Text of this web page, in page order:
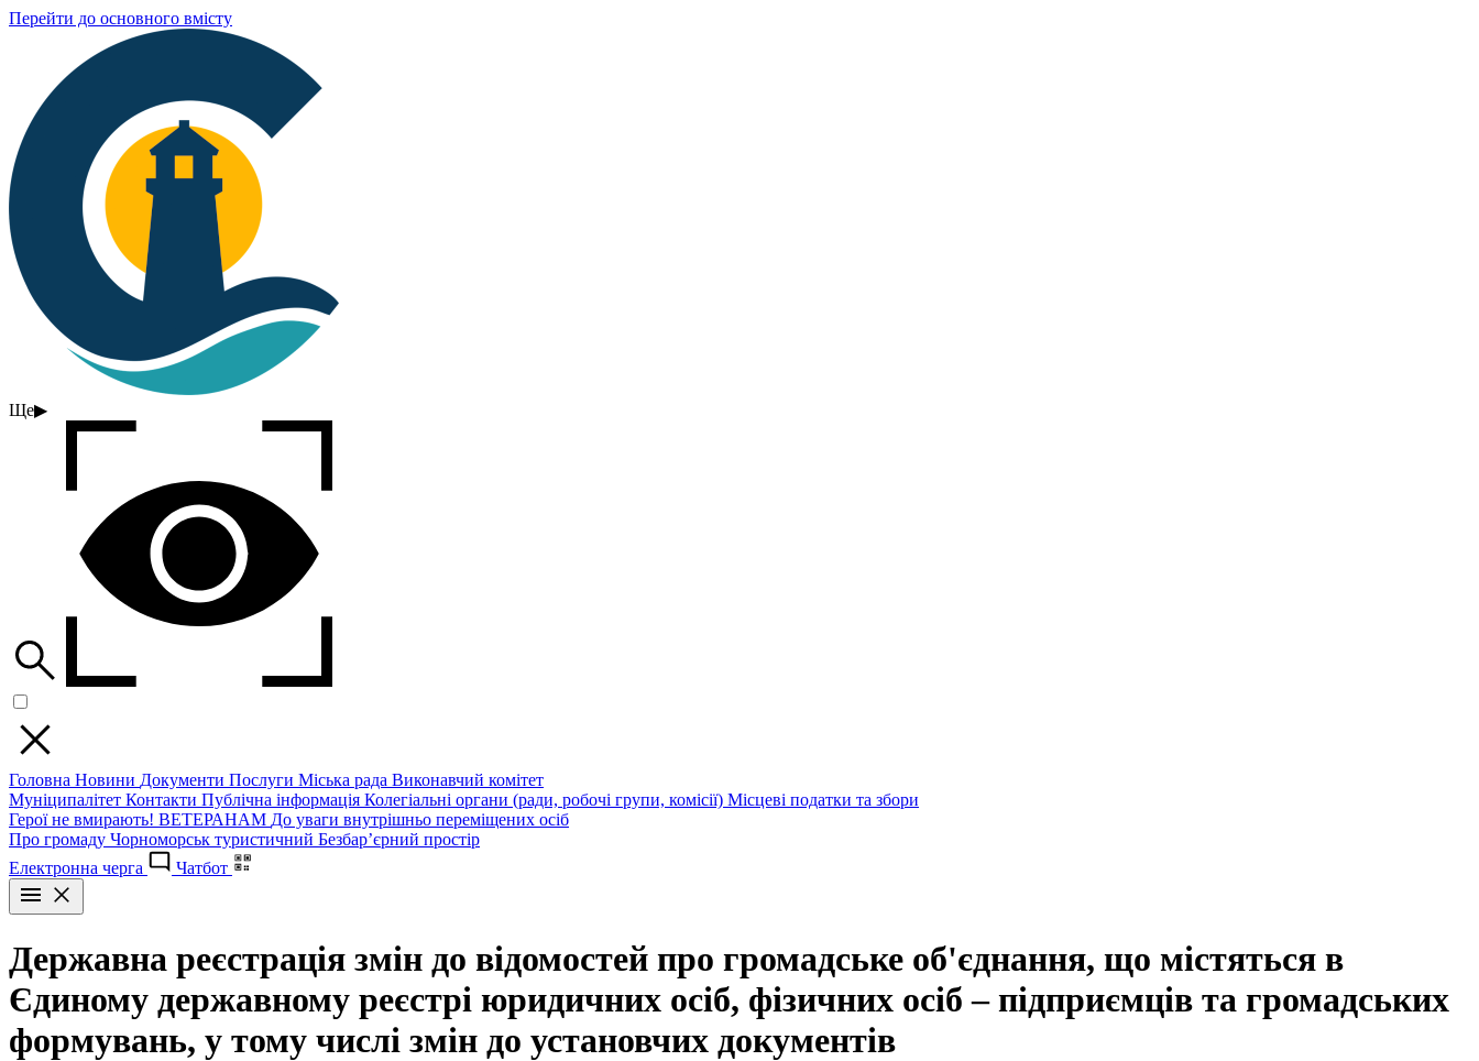
Перейти до основного вмісту
Ще▶
Головна Новини Документи Послуги Міська рада Виконавчий комітет
Муніципалітет Контакти Публічна інформація Колегіальні органи (ради, робочі групи, комісії) Місцеві податки та збори
Герої не вмирають! ВЕТЕРАНАМ До уваги внутрішньо переміщених осіб
Про громаду Чорноморськ туристичний Безбар’єрний простір
Електронна черга
Чатбот
Державна реєстрація змін до відомостей про громадське об'єднання, що містяться в
Єдиному державному реєстрі юридичних осіб, фізичних осіб – підприємців та громадських
формувань, у тому числі змін до установчих документів